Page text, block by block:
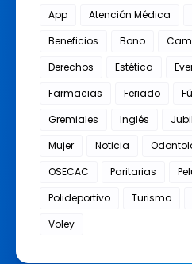
App Atención Médica
Beneficios
Bono
Derechos
Estética
Farmacias
Feriado
Gremiales
Inglés
Mujer
Noticia
OSECAC
Paritarias
Polideportivo
Turismo
Voley